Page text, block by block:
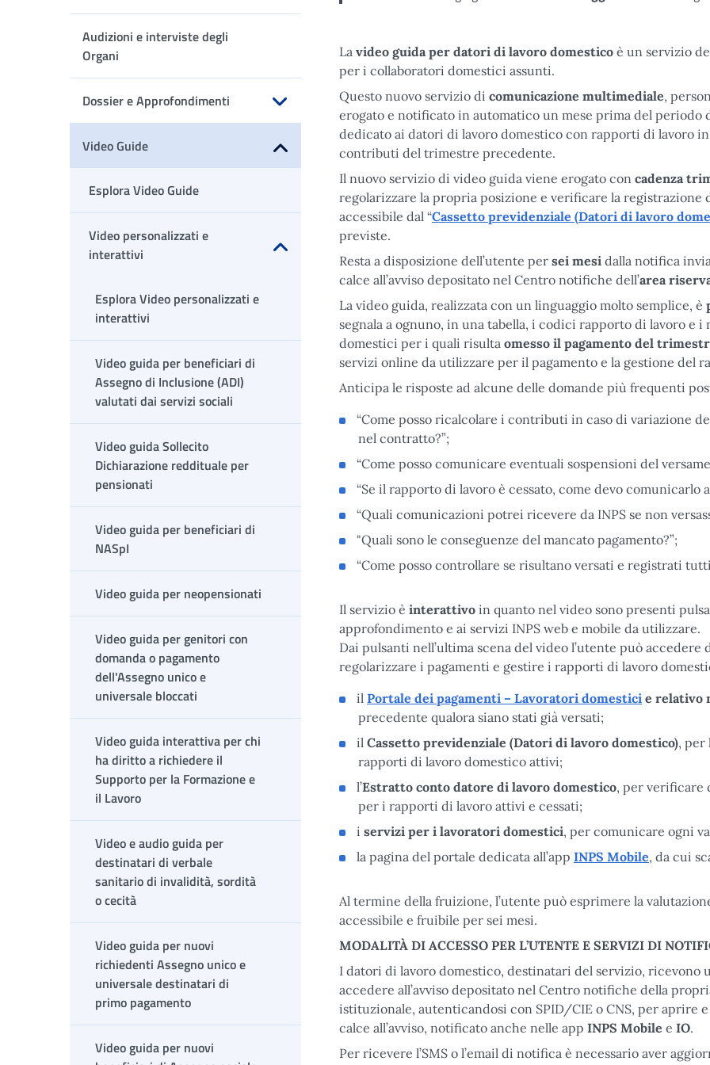
Apri sottomenu
Audizioni e interviste degli
Organi
Dossier e Approfondimenti
Apri sottomenu
Video Guide
Apri sottomenu
Esplora Video Guide
Video personalizzati e
interattivi
Esplora Video personalizzati e
interattivi
Video guida per beneficiari di
Assegno di Inclusione (ADI)
valutati dai servizi sociali
Video guida Sollecito
Dichiarazione reddituale per
pensionati
Video guida per beneficiari di
NASpI
Video guida per neopensionati
Video guida per genitori con
domanda o pagamento
dell'Assegno unico e
universale bloccati
Video guida interattiva per chi
ha diritto a richiedere il
Supporto per la Formazione e
il Lavoro
Video e audio guida per
destinatari di verbale
sanitario di invalidità, sordità
o cecità
Video guida per nuovi
richiedenti Assegno unico e
universale destinatari di
primo pagamento
Video guida per nuovi
La video guida per datori di lavoro domestico è un servizio
per i collaboratori domestici assunti.
Questo nuovo servizio di comunicazione multimediale,
erogato e notificato in automatico un mese prima del periodo
dedicato ai datori di lavoro domestico con rapporti di lavoro
contributi del trimestre precedente.
Il nuovo servizio di video guida viene erogato con cadenza
regolarizzare la propria posizione e verificare la
accessibile dal “Cassetto previdenziale (Datori di lavoro
previste.
Resta a disposizione dell’utente per sei mesi dalla notifica
calce all’avviso depositato nel Centro notifiche dell’area
La video guida, realizzata con un linguaggio molto semplice, è
segnala a ognuno, in una tabella, i codici rapporto di lavoro e
domestici per i quali risulta omesso il pagamento del
servizi online da utilizzare per il pagamento e la gestione del
Anticipa le risposte ad alcune delle domande più frequenti
“Come posso ricalcolare i contributi in caso di variazione
nel contratto?”;
“Come posso comunicare eventuali sospensioni del
“Se il rapporto di lavoro è cessato, come devo comunicarlo
“Quali comunicazioni potrei ricevere da INPS se non
"Quali sono le conseguenze del mancato pagamento?”;
“Come posso controllare se risultano versati e registrati
Il servizio è interattivo in quanto nel video sono presenti
approfondimento e ai servizi INPS web e mobile da utilizzare.
Dai pulsanti nell’ultima scena del video l’utente può
regolarizzare i pagamenti e gestire i rapporti di lavoro
il Portale dei pagamenti – Lavoratori domestici e relativo
precedente qualora siano stati già versati;
il Cassetto previdenziale (Datori di lavoro domestico), per
rapporti di lavoro domestico attivi;
l’Estratto conto datore di lavoro domestico, per
per i rapporti di lavoro attivi e cessati;
i servizi per i lavoratori domestici, per comunicare ogni
la pagina del portale dedicata all’app INPS Mobile, da cui
Al termine della fruizione, l’utente può esprimere la
accessibile e fruibile per sei mesi.
MODALITÀ DI ACCESSO PER L’UTENTE E SERVIZI DI
I datori di lavoro domestico, destinatari del servizio, ricevono
accedere all’avviso depositato nel Centro notifiche della
istituzionale, autenticandosi con SPID/CIE o CNS, per aprire
calce all’avviso, notificato anche nelle app INPS Mobile e IO.
Per ricevere l’SMS o l’email di notifica è necessario aver